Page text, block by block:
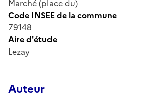
Marché (place du)
Code INSEE de la commune
79148
Aire d'étude
Lezay
Auteur